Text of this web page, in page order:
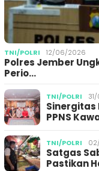
TNI/POLRI 12/06/2026
Polres Jember
Perio…
TNI/POLRI
Sinergitas
PPNS
TNI/POLRI
Satgas
Pastikan